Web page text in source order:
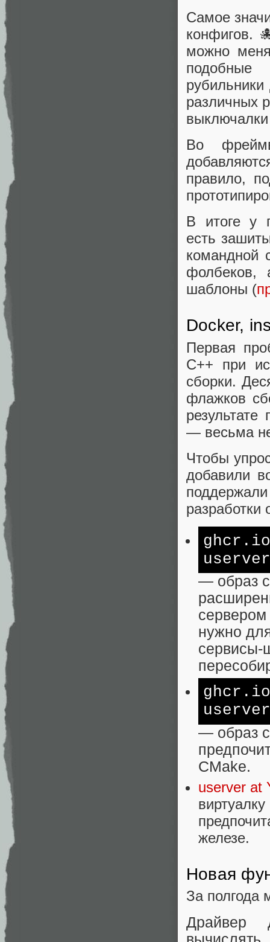
Самое
конфигов.
можно
подобные
различных
Во
правило,
В итоге у
есть
командной
фолбеков,
шаблоны (
Docker,
Первая
C++ при
сборки.
флажков
— весьма
Чтобы
добавили
разработки
— образ
нужно
сервисы-
— образ
CMake.
userver at
железе.
Новая
За полгода
Драйвер